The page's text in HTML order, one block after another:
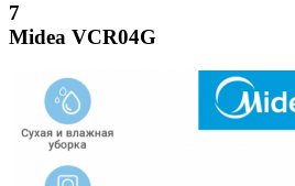
7
Midea VCR04G